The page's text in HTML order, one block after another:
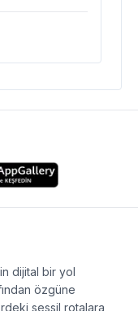
dijital bir yol
özgüne
sessil rotalara